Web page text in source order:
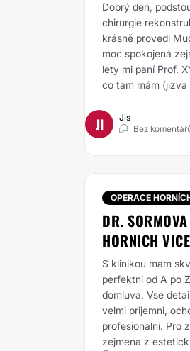
Dobrý den,
chirurgie
krásně provedl
moc spokojená
lety mi paní Prof.
co tam mám (jizva
JI
Jis
Bez
OPERACE
DR.
HORNICH
S klinikou mam
perfektni od A po
domluva. Vse
velmi prijemni,
profesionalni. Pro
zejmena z